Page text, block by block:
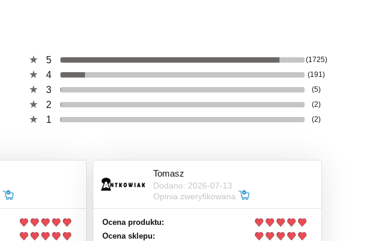
5 (1725)
4 (191)
3 (5)
2 (2)
1 (2)
Tomasz
Dodano: 2026-07-13
Opinia zweryfikowana
Ocena produktu:
Ocena sklepu: